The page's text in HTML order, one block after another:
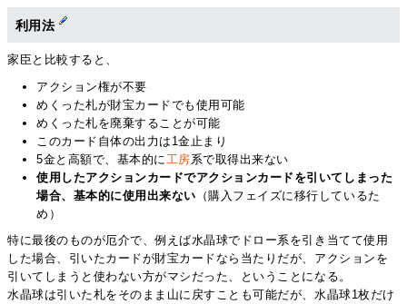
利用法
家臣と比較すると、
アクション権が不要
めくった札が財宝カードでも使用可能
めくった札を廃棄することが可能
このカード自体の出力は1金止まり
5金と高額で、基本的に 工房系で取得出来ない
使用したアクションカードでアクションカードを引いてしまった
場合、基本的に使用出来ない （購入フェイズに移行しているた
め）
特に最後のものが厄介で、例えば水晶球でドロー系を引き当てて使用
した場合、引いたカードが財宝カードなら当たりだが、アクションを
引いてしまうと使わない方がマシだった、ということになる。
水晶球は引いた札をそのまま山に戻すことも可能だが、水晶球1枚だけ